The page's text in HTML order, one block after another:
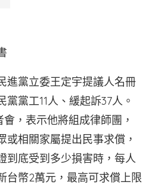
王定宇臉書
進黨立委王定宇提議人名冊
黨工11人、緩起訴37人。
，表示他將組成律師團，
或相關家屬提出民事求償，
到底受到多少損害時，每人
台幣2萬元，最高可求償上限